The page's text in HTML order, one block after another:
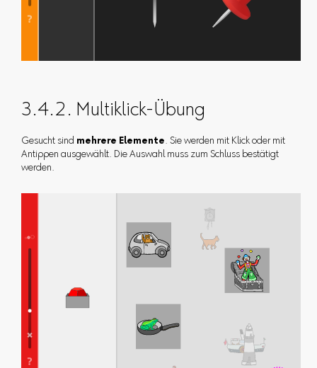
3.4.2. Multiklick-Übung
Gesucht sind mehrere Elemente. Sie werden mit Klick oder mit
Antippen ausgewählt. Die Auswahl muss zum Schluss bestätigt
werden.